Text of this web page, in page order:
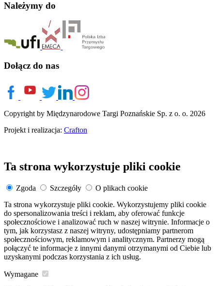
Należymy do
Dołącz do nas
Copyright by Międzynarodowe Targi Poznańskie Sp. z o. o. 2026
Projekt i realizacja: Crafton
Ta strona wykorzystuje pliki cookie
Zgoda Szczegóły
O plikach cookie
Ta strona wykorzystuje pliki cookie. Wykorzystujemy pliki cookie
do spersonalizowania treści i reklam, aby oferować funkcje
społecznościowe i analizować ruch w naszej witrynie. Informacje o
tym, jak korzystasz z naszej witryny, udostępniamy partnerom
społecznościowym, reklamowym i analitycznym. Partnerzy mogą
połączyć te informacje z innymi danymi otrzymanymi od Ciebie lub
uzyskanymi podczas korzystania z ich usług.
Wymagane